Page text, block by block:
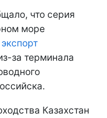
что серия
море
за терминала
Казахстан